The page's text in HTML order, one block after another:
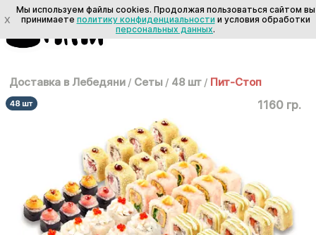
Доставка в Лебедяни / Сеты / 48 шт / Пит-Стоп
1160 гр.
X
Мы используем файлы cookies. Продолжая пользоваться сайтом вы
принимаете политику конфиденциальности и условия обработки
персональных данных.